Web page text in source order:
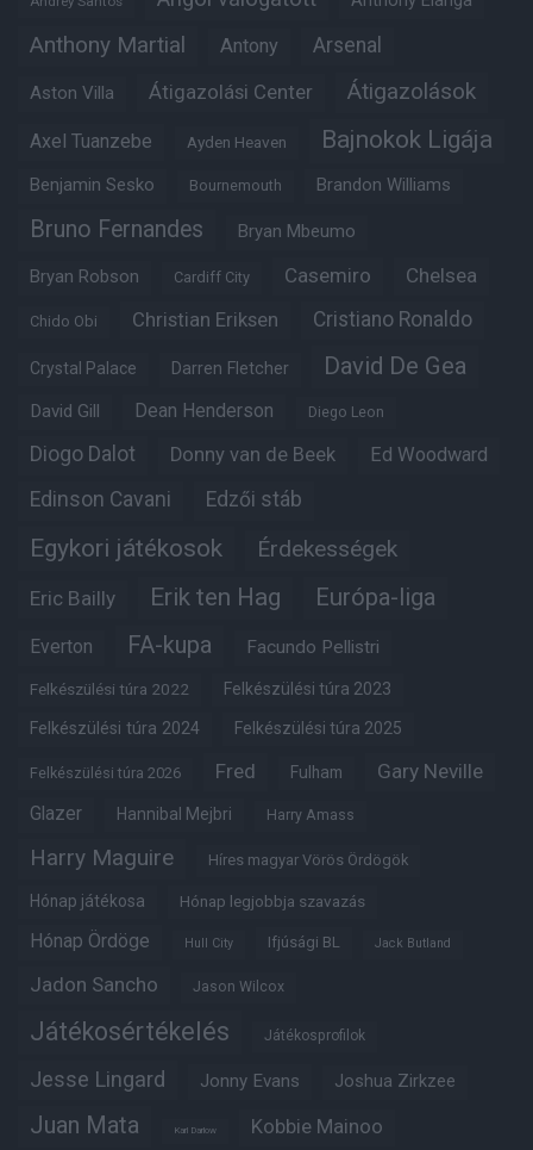
Anthony Martial Antony Arsenal
Aston Villa Átigazolási Center Átigazolások
Axel Tuanzebe Ayden Heaven Bajnokok Ligája
Benjamin Sesko Bournemouth Brandon Williams
Bruno Fernandes Bryan Mbeumo
Bryan Robson Cardiff City Casemiro Chelsea
Chido Obi Christian Eriksen Cristiano Ronaldo
Crystal Palace Darren Fletcher David De Gea
David Gill Dean Henderson Diego Leon
Diogo Dalot Donny van de Beek Ed Woodward
Edinson Cavani Edzői stáb
Egykori játékosok Érdekességek
Eric Bailly Erik ten Hag Európa-liga
Everton FA-kupa Facundo Pellistri
Felkészülési túra 2022 Felkészülési túra 2023
Felkészülési túra 2024 Felkészülési túra 2025
Felkészülési túra 2026 Fred Fulham Gary Neville
Glazer Hannibal Mejbri Harry Amass
Harry Maguire Híres magyar Vörös Ördögök
Hónap játékosa Hónap legjobbja szavazás
Hónap Ördöge Hull City Ifjúsági BL Jack Butland
Jadon Sancho Jason Wilcox
Játékosértékelés Játékosprofilok
Jesse Lingard Jonny Evans Joshua Zirkzee
Juan Mata Karl Darlow Kobbie Mainoo